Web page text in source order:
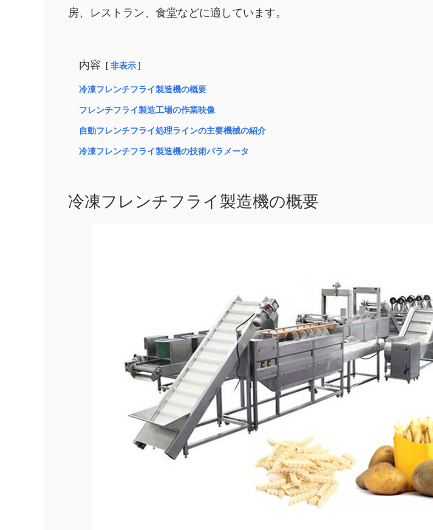
房、レストラン、食堂などに適しています。
内容 非表示
冷凍フレンチフライ製造機の概要
フレンチフライ製造工場の作業映像
自動フレンチフライ処理ラインの主要機械の紹介
冷凍フレンチフライ製造機の技術パラメータ
冷凍フレンチフライ製造機の概要